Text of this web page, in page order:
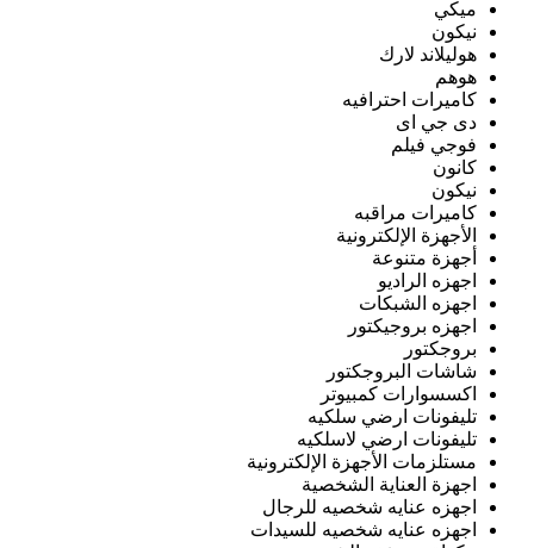
ميكي
نيكون
هوليلاند لارك
هوهم
كاميرات احترافيه
دى جي اى
فوجي فيلم
كانون
نيكون
كاميرات مراقبه
الأجهزة الإلكترونية
أجهزة متنوعة
اجهزه الراديو
اجهزه الشبكات
اجهزه بروجيكتور
بروجكتور
شاشات البروجكتور
اكسسوارات كمبيوتر
تليفونات ارضي سلكيه
تليفونات ارضي لاسلكيه
مستلزمات الأجهزة الإلكترونية
اجهزة العناية الشخصية
اجهزه عنايه شخصيه للرجال
اجهزه عنايه شخصيه للسيدات